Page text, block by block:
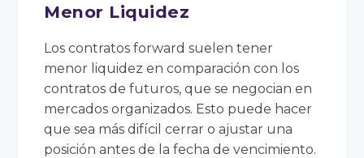
Menor Liquidez
Los contratos forward suelen tener
menor liquidez en comparación con los
contratos de futuros, que se negocian en
mercados organizados. Esto puede hacer
que sea más difícil cerrar o ajustar una
posición antes de la fecha de vencimiento.